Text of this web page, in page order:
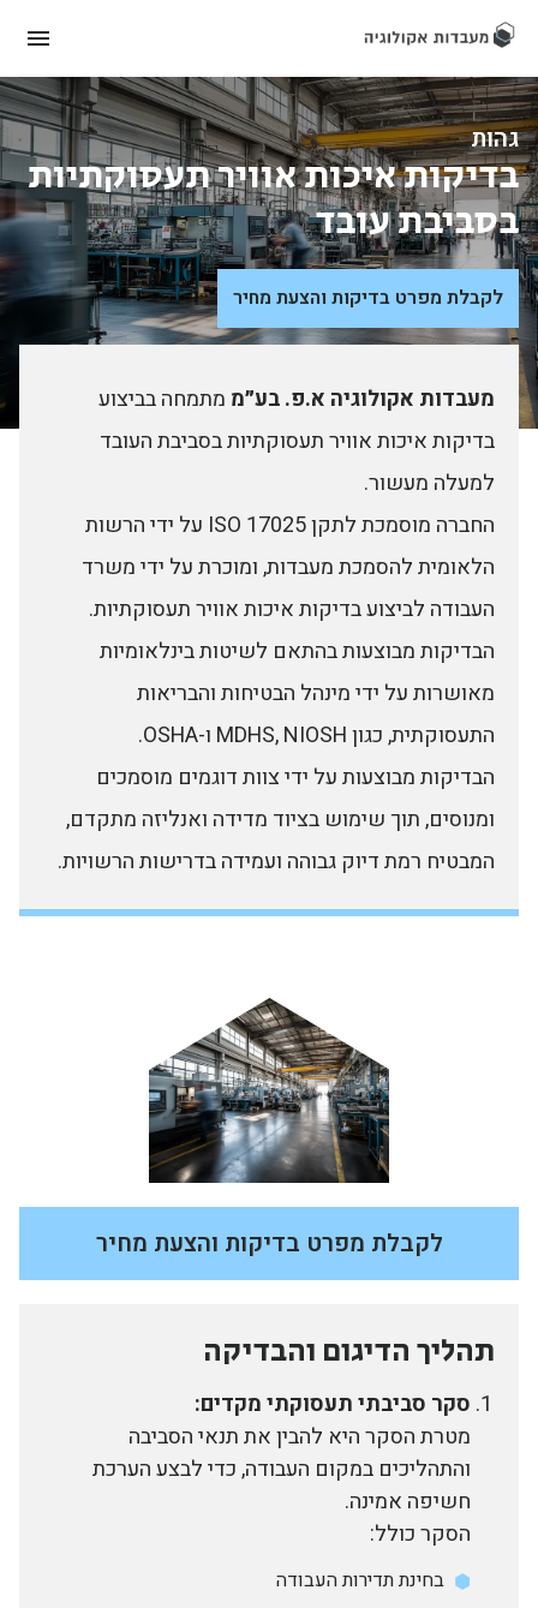
גהות
בדיקות איכות אוויר תעסוקתיות
בסביבת עובד
לקבלת מפרט בדיקות והצעת מחיר
מעבדות אקולוגיה א.פ. בע״מ מתמחה בביצוע
בדיקות איכות אוויר תעסוקתיות בסביבת העובד
למעלה מעשור.
החברה מוסמכת לתקן ISO 17025 על ידי הרשות
הלאומית להסמכת מעבדות, ומוכרת על ידי משרד
העבודה לביצוע בדיקות איכות אוויר תעסוקתיות.
הבדיקות מבוצעות בהתאם לשיטות בינלאומיות
מאושרות על ידי מינהל הבטיחות והבריאות
התעסוקתית, כגון MDHS, NIOSH ו-OSHA.
הבדיקות מבוצעות על ידי צוות דוגמים מוסמכים
ומנוסים, תוך שימוש בציוד מדידה ואנליזה מתקדם,
המבטיח רמת דיוק גבוהה ועמידה בדרישות הרשויות.
תהליך הדיגום והבדיקה
סקר סביבתי תעסוקתי מקדים:
מטרת הסקר היא להבין את תנאי הסביבה
והתהליכים במקום העבודה, כדי לבצע הערכת
חשיפה אמינה.
הסקר כולל:
בחינת תדירות העבודה
לקבלת מפרט בדיקות והצעת מחיר